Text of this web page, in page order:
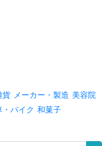
貨 メーカー・製造 美容院
・バイク 和菓子